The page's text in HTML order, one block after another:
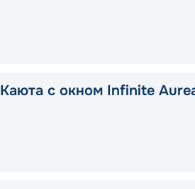
Каюта с окном Infinite